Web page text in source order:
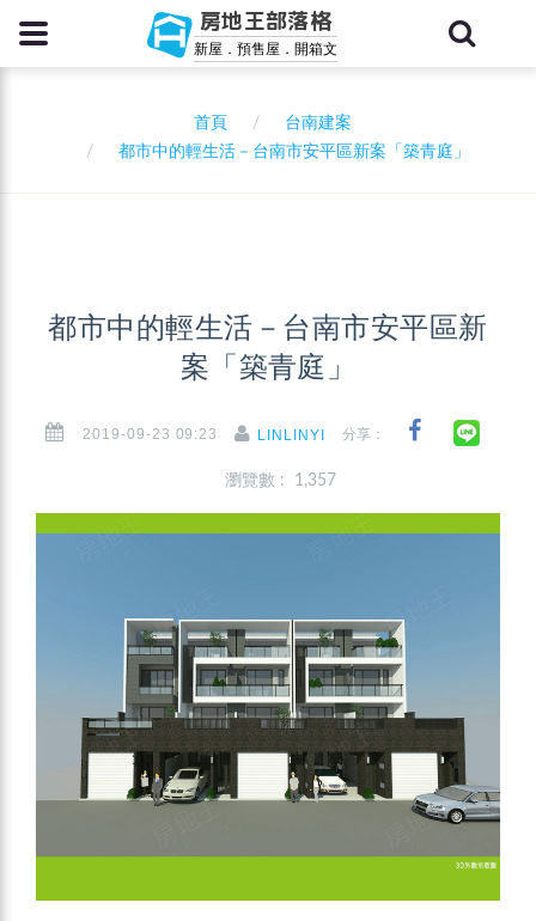
房地王部落格
新屋．預售屋．開箱文
首頁
台南建案
都市中的輕生活－台南市安平區新案「築青庭」
都市中的輕生活－台南市安平區新
案「築青庭」
2019-09-23 09:23 LINLINYI 分享：
瀏覽數 : 1,357